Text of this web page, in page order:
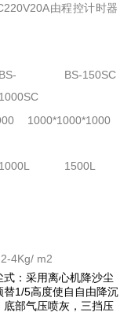
由程控计时器
BS-
1000SC
BS-150SC
1000*1000*1000
1000L 1500L
4Kg/ m2
式：采用离心机降沙尘
替1/5高度使自自由降沉
底部气压喷灰，三挡压